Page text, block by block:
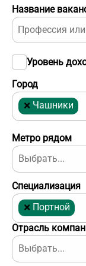
Отрасль
Название
Город
× Чашники
Уровень
Метро рядом
Специализация
× Портной